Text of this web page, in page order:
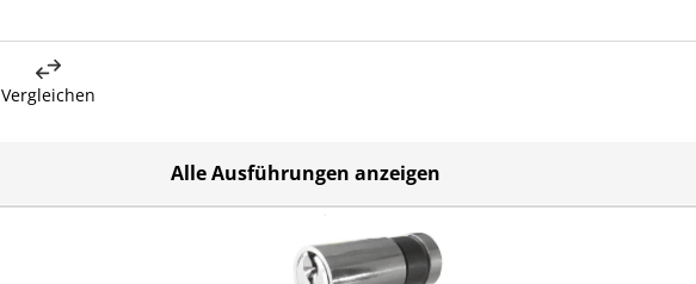
Vergleichen
Alle Ausführungen anzeigen